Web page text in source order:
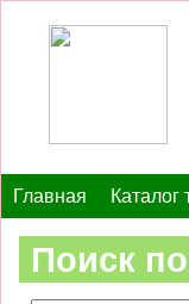
Главная Каталог
Поиск